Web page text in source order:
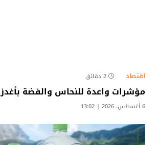
اقتصاد 2 دقائق
مؤشرات واعدة للنحاس والفضة بأغدز
6 أغسطس، 2026 | 13:02